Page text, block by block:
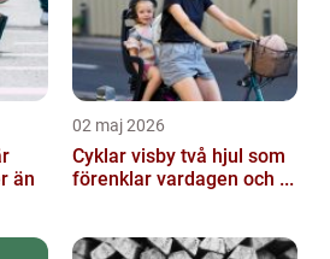
än
02 maj 2026
Cyklar visby två hjul som
förenklar vardagen och ...